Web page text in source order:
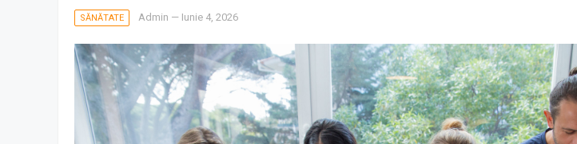
SĂNĂTATE Admin — Iunie 4, 2026